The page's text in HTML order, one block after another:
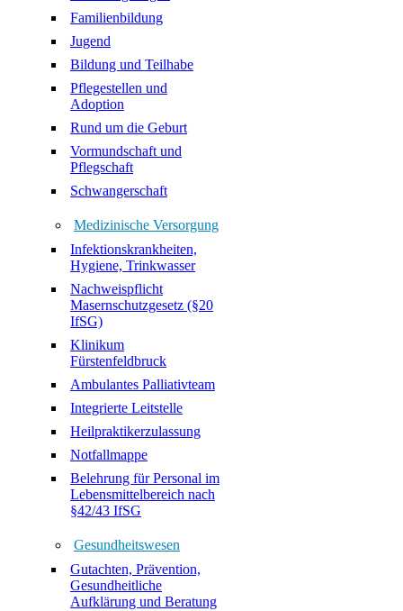
Familienbildung
Jugend
Bildung und Teilhabe
Pflegestellen und
Adoption
Rund um die Geburt
Vormundschaft und
Pflegschaft
Schwangerschaft
Medizinische Versorgung
Infektionskrankheiten,
Hygiene, Trinkwasser
Nachweispflicht
Masernschutzgesetz (§20
IfSG)
Klinikum
Fürstenfeldbruck
Ambulantes Palliativteam
Integrierte Leitstelle
Heilpraktikerzulassung
Notfallmappe
Belehrung für Personal im
Lebensmittelbereich nach
§42/43 IfSG
Gesundheitswesen
Gutachten, Prävention,
Gesundheitliche
Aufklärung und Beratung